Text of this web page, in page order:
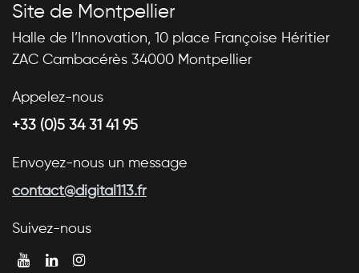
Site de Montpellier
Halle de l’Innovation, 10 place Françoise Héritier
ZAC Cambacérès 34000 Montpellier
Appelez-nous
+33 (0)5 34 31 41 95
Envoyez-nous un message
contact@digital113.fr
Suivez-nous